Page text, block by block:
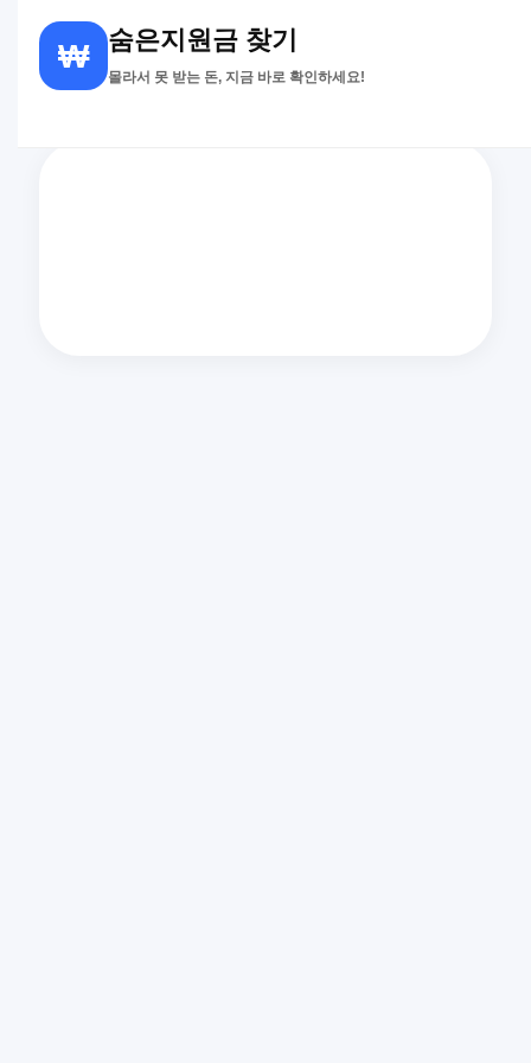
₩ 숨은지원금 찾기
몰라서 못 받는 돈, 지금 바로 확인하세요!